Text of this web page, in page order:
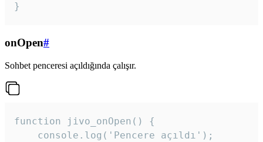
}
onOpen#
Sohbet penceresi açıldığında çalışır.
function jivo_onOpen() {
    console.log('Pencere açıldı');